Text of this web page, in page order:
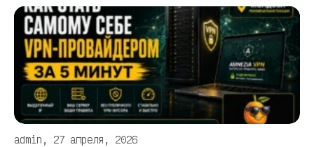
admin, 27 апреля, 2026